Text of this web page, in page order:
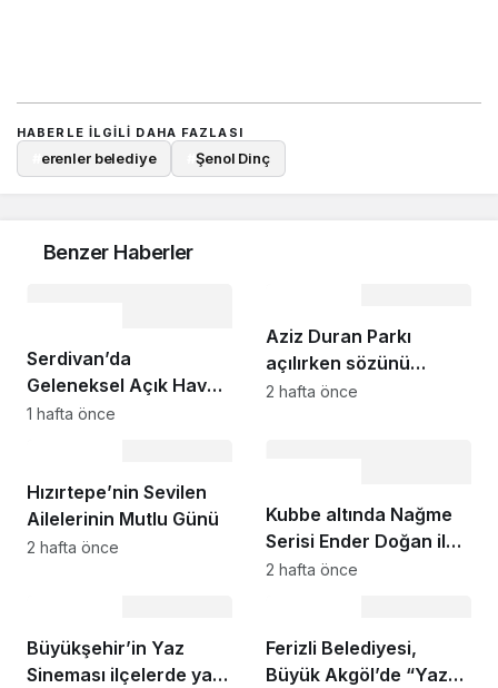
HABERLE ILGILI DAHA FAZLASI
erenler belediye #Şenol Dinç
Benzer Haberler
Serdivan’da
Geleneksel Açık Hava
Sinema Geceleri
1 hafta önce
Aziz Duran Parkı
açılırken sözünü
vermişti, proje
2 hafta önce
Hızırtepe’nin Sevilen
Ailelerinin Mutlu Günü
2 hafta önce
Kubbe altında Nağme
Serisi Ender Doğan ile
Başlıyor
2 hafta önce
Büyükşehir’in Yaz
Sineması ilçelerde yaz
Ferizli Belediyesi,
Büyük Akgöl’de “Yaza